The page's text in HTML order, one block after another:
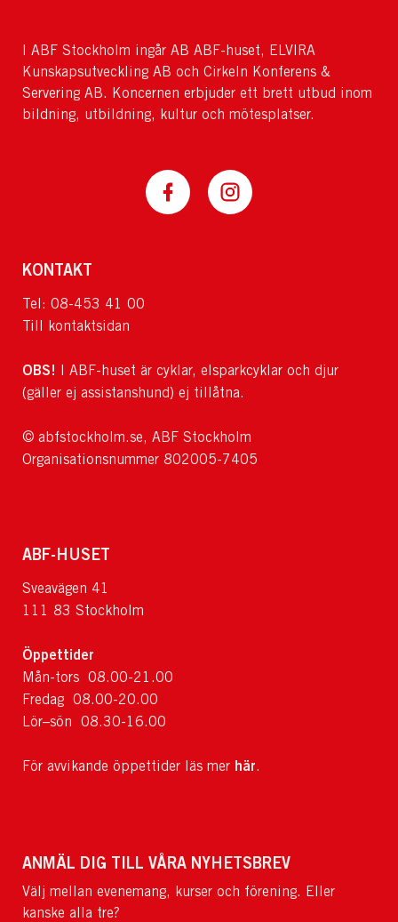
I ABF Stockholm ingår AB ABF-huset, ELVIRA
Kunskapsutveckling AB och Cirkeln Konferens &
Servering AB. Koncernen erbjuder ett brett utbud inom
bildning, utbildning, kultur och mötesplatser.
KONTAKT
Tel: 08-453 41 00
Till kontaktsidan
OBS! I ABF-huset är cyklar, elsparkcyklar och djur
(gäller ej assistanshund) ej tillåtna.
© abfstockholm.se, ABF Stockholm
Organisationsnummer 802005-7405
ABF-HUSET
Sveavägen 41
111 83 Stockholm
Öppettider
Mån-tors 08.00-21.00
Fredag 08.00-20.00
Lör–sön 08.30-16.00
För avvikande öppettider läs mer här.
ANMÄL DIG TILL VÅRA NYHETSBREV
Välj mellan evenemang, kurser och förening. Eller
kanske alla tre?